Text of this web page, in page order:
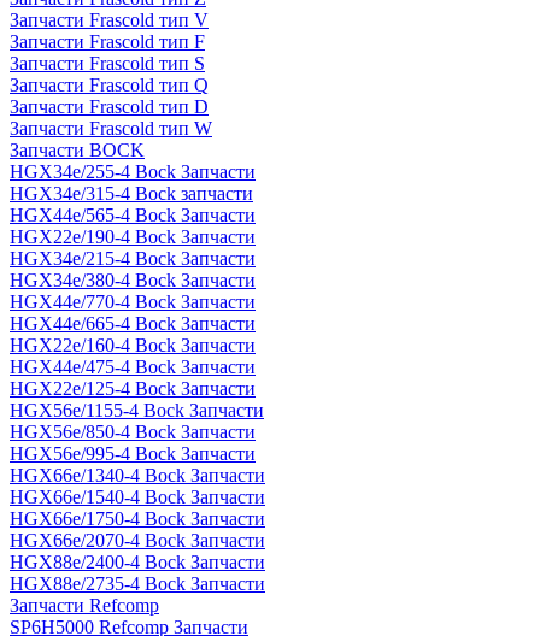
Запчасти Frascold тип V
Запчасти Frascold тип F
Запчасти Frascold тип S
Запчасти Frascold тип Q
Запчасти Frascold тип D
Запчасти Frascold тип W
Запчасти BOCK
HGX34e/255-4 Bock Запчасти
HGX34e/315-4 Bock запчасти
HGX44e/565-4 Bock Запчасти
HGX22e/190-4 Bock Запчасти
HGX34e/215-4 Bock Запчасти
HGX34e/380-4 Bock Запчасти
HGX44e/770-4 Bock Запчасти
HGX44e/665-4 Bock Запчасти
HGX22e/160-4 Bock Запчасти
HGX44e/475-4 Bock Запчасти
HGX22e/125-4 Bock Запчасти
HGX56e/1155-4 Bock Запчасти
HGX56e/850-4 Bock Запчасти
HGX56e/995-4 Bock Запчасти
HGX66e/1340-4 Bock Запчасти
HGX66e/1540-4 Bock Запчасти
HGX66e/1750-4 Bock Запчасти
HGX66e/2070-4 Bock Запчасти
HGX88e/2400-4 Bock Запчасти
HGX88e/2735-4 Bock Запчасти
Запчасти Refcomp
SP6H5000 Refcomp Запчасти